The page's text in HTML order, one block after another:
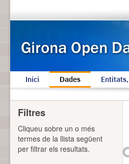
Inici Dades
Filtres
Cliqueu sobre un o més
termes de la llista següent
per filtrar els resultats.